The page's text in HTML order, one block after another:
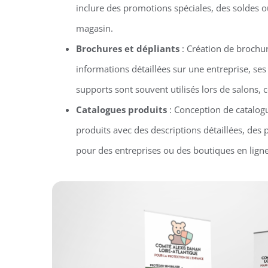
inclure des promotions spéciales, des soldes
magasin.
Brochures et dépliants: Création de
informations détaillées sur une entreprise,
supports sont souvent utilisés lors de salons,
Catalogues produits: Conception de
produits avec des descriptions détaillées, des
pour des entreprises ou des boutiques en